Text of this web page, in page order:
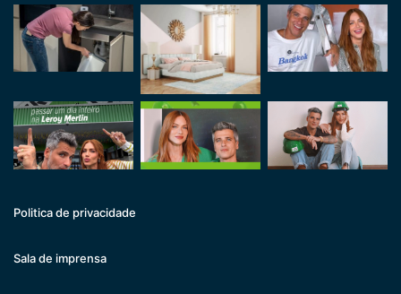
Politica de privacidade
Sala de imprensa